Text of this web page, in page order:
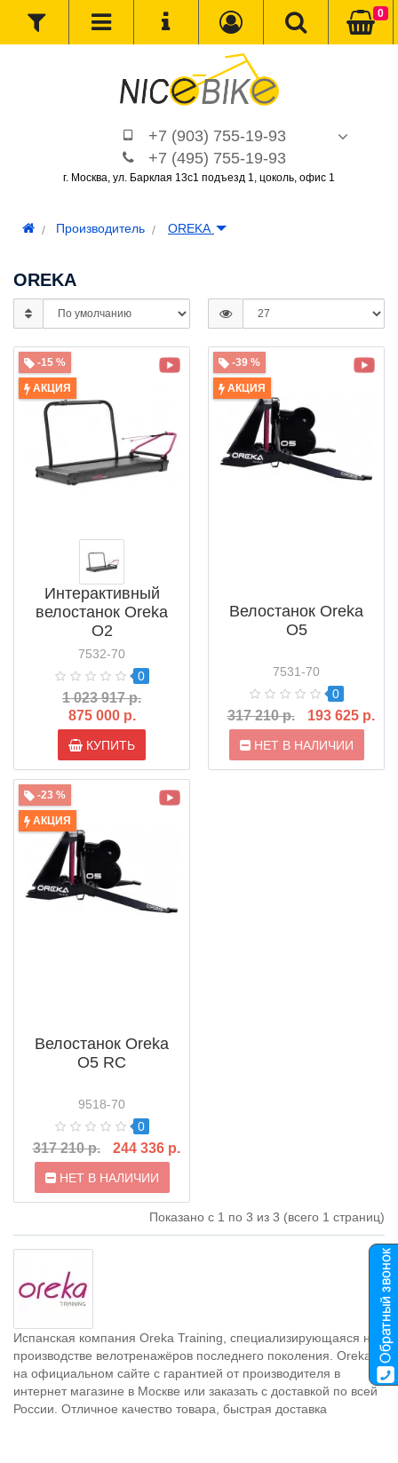
+7 (903) 755-19-93
+7 (495) 755-19-93
г. Москва, ул. Барклая 13с1 подъезд 1, цоколь, офис 1
0
Производитель OREKA
OREKA
-15 %
АКЦИЯ
Интерактивный
велостанок Oreka
O2
7532-70
0
1 023 917 р.
875 000 р.
КУПИТЬ
-39 %
АКЦИЯ
Велостанок Oreka
O5
7531-70
0
317 210 р. 193 625 р.
НЕТ В НАЛИЧИИ
-23 %
АКЦИЯ
Велостанок Oreka
O5 RC
9518-70
0
317 210 р. 244 336 р.
НЕТ В НАЛИЧИИ
Показано с 1 по 3 из 3 (всего 1 страниц)
Испанская компания Oreka Training, специализирующаяся на
производстве велотренажёров последнего поколения. Oreka
на официальном сайте с гарантией от производителя в
интернет магазине в Москве или заказать с доставкой по всей
России. Отличное качество товара, быстрая доставка